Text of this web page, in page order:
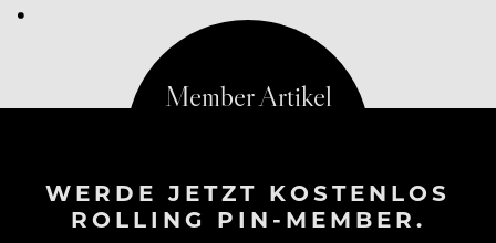
WERDE JETZT KOSTENLOS
ROLLING PIN-MEMBER.